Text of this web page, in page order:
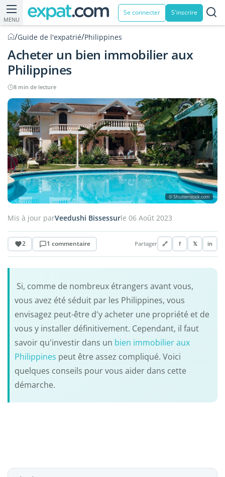
MENU
Se connecter S'inscrire
/Guide de l'expatrié/Philippines
Acheter un bien immobilier aux
Philippines
8 min de lecture
© Shutterstock.com
Mis à jour parVeedushi Bissessurle 06 Août 2023
2 1 commentaire Partager 🔗 f 𝕏 in
Si, comme de nombreux étrangers avant vous,
vous avez été séduit par les Philippines, vous
envisagez peut-être d'y acheter une propriété et de
vous y installer définitivement. Cependant, il faut
savoir qu'investir dans un bien immobilier aux
Philippines peut être assez compliqué. Voici
quelques conseils pour vous aider dans cette
démarche.